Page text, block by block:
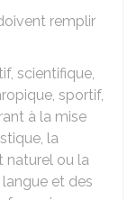
remplir
scientifique,
sportif,
à la mise
la
naturel ou la
et des